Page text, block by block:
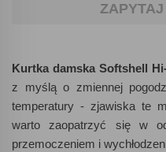
Kurtka damska Softshell
z myślą o zmiennej
temperatury - zjawiska te
warto zaopatrzyć się w
przemoczeniem i